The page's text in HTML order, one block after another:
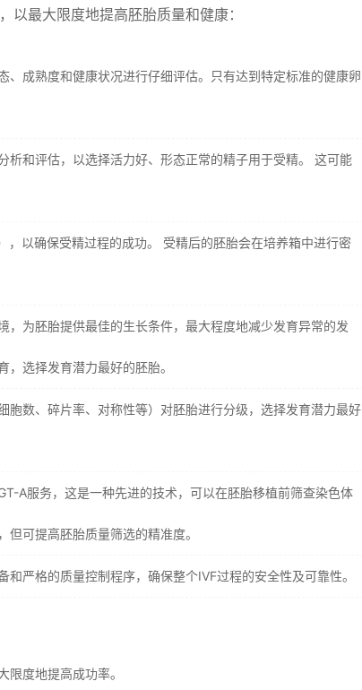
以最大限度地提高胚胎质量和健康：
、成熟度和健康状况进行仔细评估。只有达到特定标准的健康卵
析和评估，以选择活力好、形态正常的精子用于受精。 这可能
，以确保受精过程的成功。 受精后的胚胎会在培养箱中进行密
为胚胎提供最佳的生长条件，最大程度地减少发育异常的发
选择发育潜力最好的胚胎。
胞数、碎片率、对称性等）对胚胎进行分级，选择发育潜力最好
A服务，这是一种先进的技术，可以在胚胎移植前筛查染色体
可提高胚胎质量筛选的精准度。
严格的质量控制程序，确保整个IVF过程的安全性及可靠性。
度地提高成功率。